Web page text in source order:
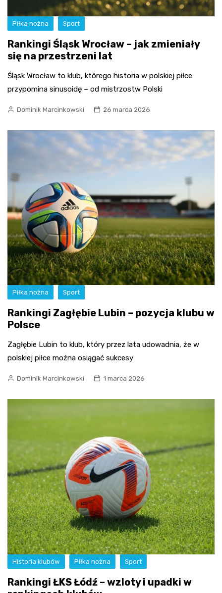
Piłka nożna Sport
Rankingi Śląsk Wrocław – jak zmieniały
się na przestrzeni lat
Śląsk Wrocław to klub, którego historia w polskiej piłce
przypomina sinusoidę – od mistrzostw Polski
Dominik Marcinkowski 26 marca 2026
Piłka nożna Sport
Rankingi Zagłębie Lubin – pozycja klubu w
Polsce
Zagłębie Lubin to klub, który przez lata udowadnia, że w
polskiej piłce można osiągać sukcesy
Dominik Marcinkowski 1 marca 2026
Historia klubów Piłka nożna Sport
Rankingi ŁKS Łódź – wzloty i upadki w